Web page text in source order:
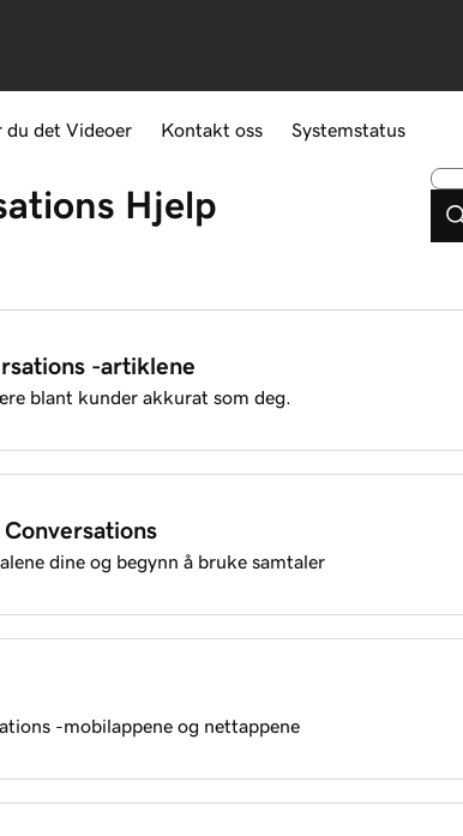
du det Videoer Kontakt oss Systemstatus
Hjelp
-artiklene
blant kunder akkurat som deg.
i GoDaddy Conversations
til Gmail -kontoen min
dine og begynn å bruke samtaler
og ta kontakt med kunder
-mobilappene og nettappene